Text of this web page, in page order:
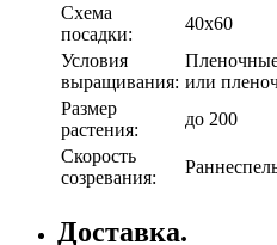
Схема
посадки:
40х60
Условия
выращивания: или
Размер
растения:
до 200
Скорость
созревания:
Доставка.